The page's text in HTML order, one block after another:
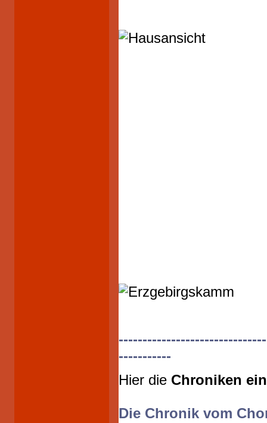
-----------
Hier die Chroniken
Die Chronik vom